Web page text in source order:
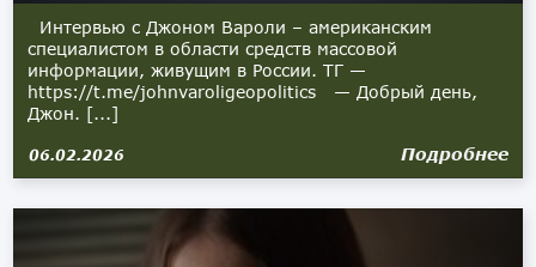
Интервью с Джоном Вароли – американским
специалистом в области средств массовой
информации, живущим в России. ТГ —
https://t.me/johnvaroligeopolitics — Добрый день,
Джон. [...]
06.02.2026 Подробнее